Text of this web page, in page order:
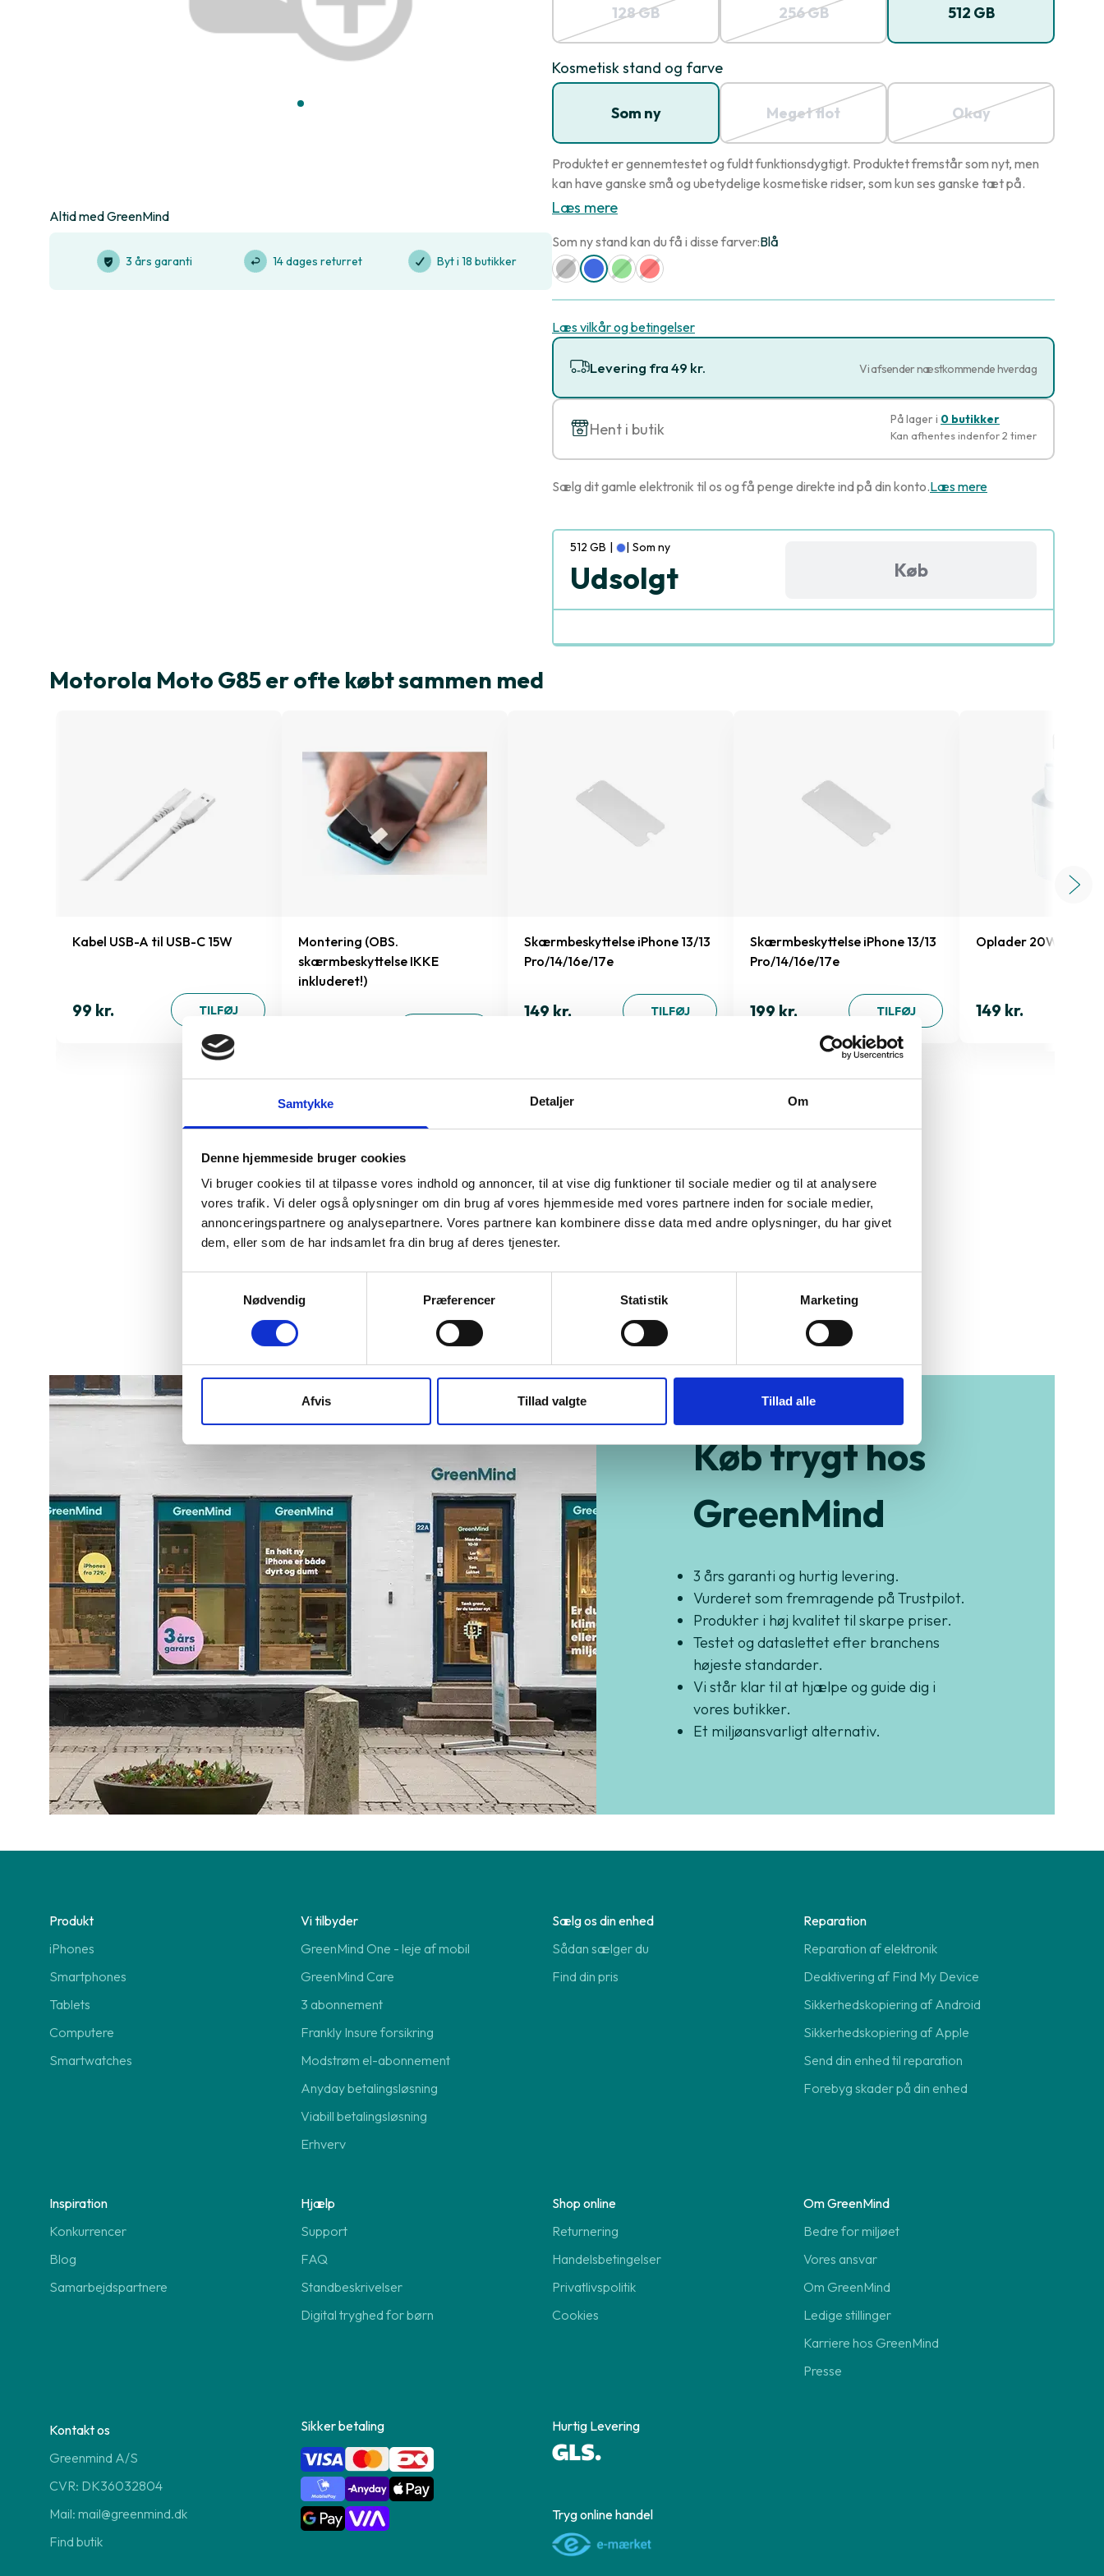
Samtykke Detaljer Om
Denne hjemmeside bruger cookies
Vi bruger cookies til at tilpasse vores indhold og annoncer, til at vise dig funktioner til sociale medier og til at analysere
vores trafik. Vi deler også oplysninger om din brug af vores hjemmeside med vores partnere inden for sociale medier,
annonceringspartnere og analysepartnere. Vores partnere kan kombinere disse data med andre oplysninger, du har givet
dem, eller som de har indsamlet fra din brug af deres tjenester.
Nødvendig
Præferencer Statistik Marketing
Afvis Tillad valgte Tillad alle
Altid med GreenMind
3 års garanti 14 dages returret Byt i 18 butikker
128 GB 256 GB 512 GB
Kosmetisk stand og farve
Som ny Meget flot Okay
Produktet er gennemtestet og fuldt funktionsdygtigt. Produktet fremstår som nyt, men
kan have ganske små og ubetydelige kosmetiske ridser, som kun ses ganske tæt på.
Læs mere
Som ny stand kan du få i disse farver:Blå
Læs vilkår og betingelser
Levering fra 49 kr. Vi afsender næstkommende hverdag
Hent i butik
På lager i 0 butikker
Kan afhentes indenfor 2 timer
Sælg dit gamle elektronik til os og få penge direkte ind på din konto.Læs mere
512 GB | | Som ny
Udsolgt Køb
Motorola Moto G85 er ofte købt sammen med
Kabel USB-A til USB-C 15W
99 kr. TILFØJ
Montering (OBS.
skærmbeskyttelse IKKE
inkluderet!)
Skærmbeskyttelse iPhone 13/13
Pro/14/16e/17e
149 kr. TILFØJ
Skærmbeskyttelse iPhone 13/13
Pro/14/16e/17e
199 kr. TILFØJ
Oplader 20W
149 kr.
Specifikationer
244088
Skærmstørrelse
Varenummer
Køb trygt hos
GreenMind
3 års garanti og hurtig levering.
Vurderet som fremragende på Trustpilot.
Produkter i høj kvalitet til skarpe priser.
Testet og dataslettet efter branchens
højeste standarder.
Vi står klar til at hjælpe og guide dig i
vores butikker.
Et miljøansvarligt alternativ.
Produkt
iPhones
Smartphones
Tablets
Computere
Smartwatches
Vi tilbyder
GreenMind One - leje af mobil
GreenMind Care
3 abonnement
Frankly Insure forsikring
Modstrøm el-abonnement
Anyday betalingsløsning
Viabill betalingsløsning
Erhverv
Sælg os din enhed
Sådan sælger du
Find din pris
Reparation
Reparation af elektronik
Deaktivering af Find My Device
Sikkerhedskopiering af Android
Sikkerhedskopiering af Apple
Send din enhed til reparation
Forebyg skader på din enhed
Inspiration
Konkurrencer
Blog
Samarbejdspartnere
Hjælp
Support
FAQ
Standbeskrivelser
Digital tryghed for børn
Shop online
Returnering
Handelsbetingelser
Privatlivspolitik
Cookies
Om GreenMind
Bedre for miljøet
Vores ansvar
Om GreenMind
Ledige stillinger
Karriere hos GreenMind
Presse
Kontakt os
Greenmind A/S
CVR: DK36032804
Mail: mail@greenmind.dk
Find butik
Sikker betaling Hurtig Levering
Tryg online handel